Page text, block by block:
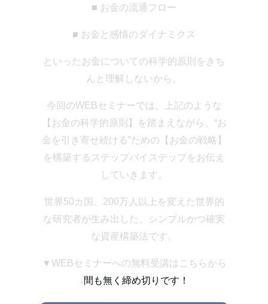
■ お金の流通フロー
■ お金と感情のダイナミクス
といったお金についての科学的原則を きち
んと理解しないから。
今回のWEBセミナーでは、
上記のような
【お金の科学的原則】を踏まえながら、 “お
金を引き寄せ続ける”ための【お金の戦略】
を構築する ステップバイステップをお伝え
していきます。
世界50カ国、200万人以上を変えた世界的
な研究者が生み出した、
シンプルかつ確実
な資産構築法です。
▼WEBセミナーへの無料受講はこちらから
↓ 間も無く締め切りです！